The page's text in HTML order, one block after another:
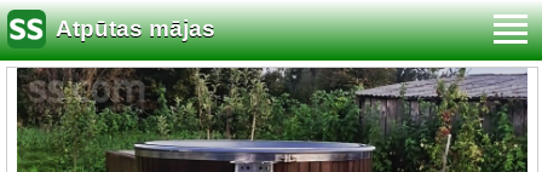
Atpūtas mājas